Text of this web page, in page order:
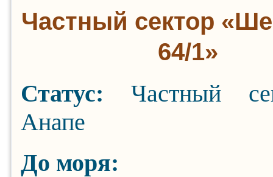
Частный сектор
64/1»
Статус:Частный
Анапе
До моря: